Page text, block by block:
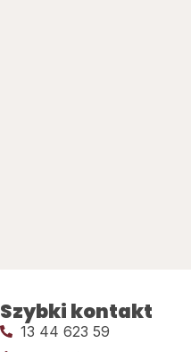
Szybki kontakt
13 44 623 59